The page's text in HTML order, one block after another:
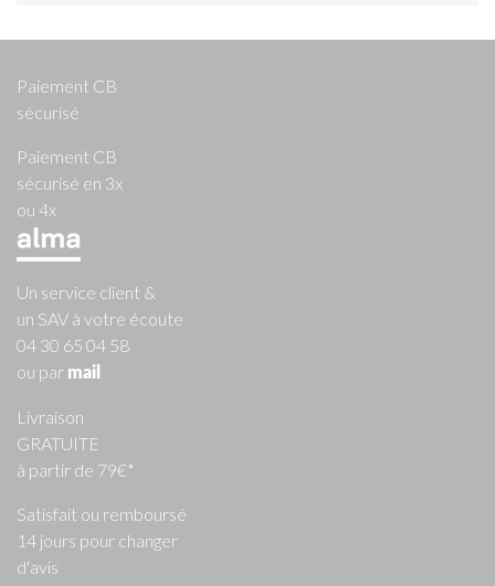
Paiement CB
sécurisé
Paiement CB
sécurisé en 3x
ou 4x
Un service client &
un SAV à votre écoute
04 30 65 04 58
ou par mail
Livraison
GRATUITE
à partir de 79€*
Satisfait ou remboursé
14 jours pour changer
d'avis